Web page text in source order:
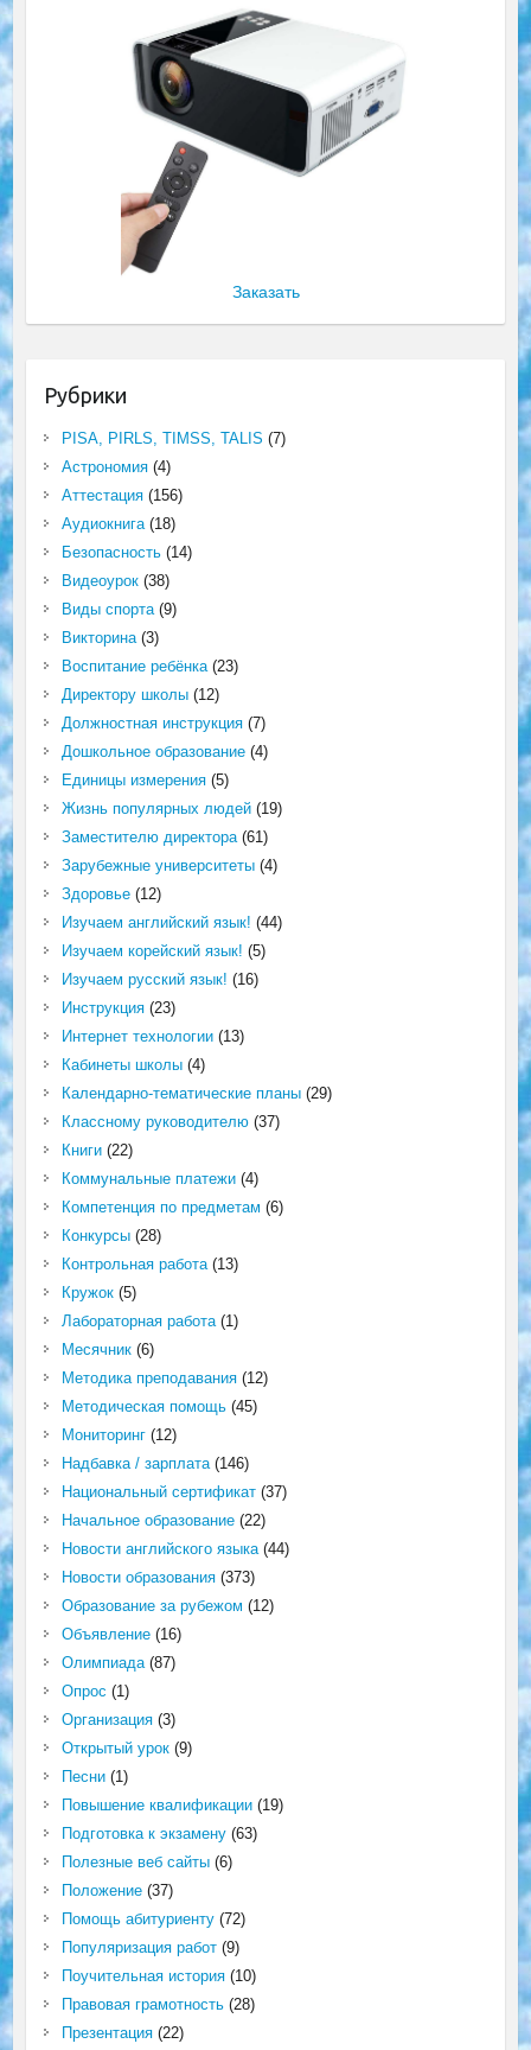
Заказать
Рубрики
PISA, PIRLS, TIMSS, TALIS (7)
Астрономия(4)
Аттестация(156)
Аудиокнига(18)
Безопасность(14)
Видеоурок(38)
Виды спорта(9)
Викторина(3)
Воспитание ребёнка(23)
Директору школы(12)
Должностная инструкция(7)
Дошкольное образование(4)
Единицы измерения(5)
Жизнь популярных людей(19)
Заместителю директора(61)
Зарубежные университеты(4)
Здоровье(12)
Изучаем английский язык! (44)
Изучаем корейский язык! (5)
Изучаем русский язык! (16)
Инструкция(23)
Интернет технологии(13)
Кабинеты школы(4)
Календарно-тематические планы(29)
Классному руководителю(37)
Книги(22)
Коммунальные платежи(4)
Компетенция по предметам (6)
Конкурсы(28)
Контрольная работа(13)
Кружок(5)
Лабораторная работа(1)
Месячник(6)
Методика преподавания(12)
Методическая помощь(45)
Мониторинг(12)
Надбавка / зарплата(146)
Национальный сертификат(37)
Начальное образование(22)
Новости английского языка(44)
Новости образования(373)
Образование за рубежом (12)
Объявление(16)
Олимпиада(87)
Опрос (1)
Организация(3)
Открытый урок(9)
Песни(1)
Повышение квалификации(19)
Подготовка к экзамену(63)
Полезные веб сайты(6)
Положение(37)
Помощь абитуриенту(72)
Популяризация работ(9)
Поучительная история(10)
Правовая грамотность(28)
Презентация(22)